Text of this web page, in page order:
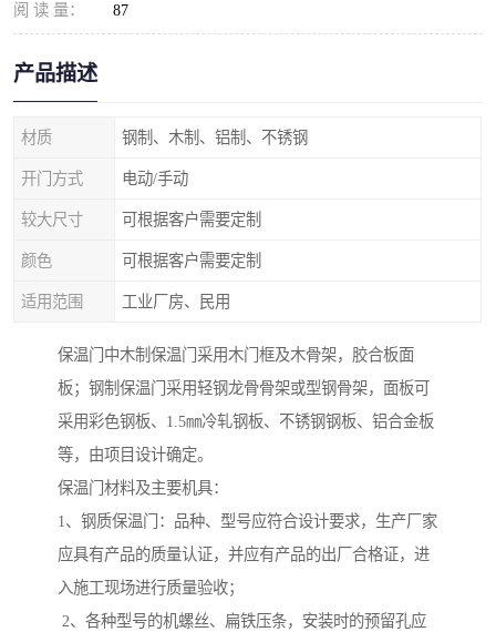
阅 读 量： 87
产品描述
材质 钢制、木制、铝制、不锈钢
开门方式 电动/手动
较大尺寸 可根据客户需要定制
颜色 可根据客户需要定制
适用范围 工业厂房、民用
保温门中木制保温门采用木门框及木骨架，胶合板面
板；钢制保温门采用轻钢龙骨骨架或型钢骨架，面板可
采用彩色钢板、1.5㎜冷轧钢板、不锈钢钢板、铝合金板
等，由项目设计确定。
保温门材料及主要机具：
1、钢质保温门：品种、型号应符合设计要求，生产厂家
应具有产品的质量认证，并应有产品的出厂合格证，进
入施工现场进行质量验收；
2、各种型号的机螺丝、扁铁压条，安装时的预留孔应